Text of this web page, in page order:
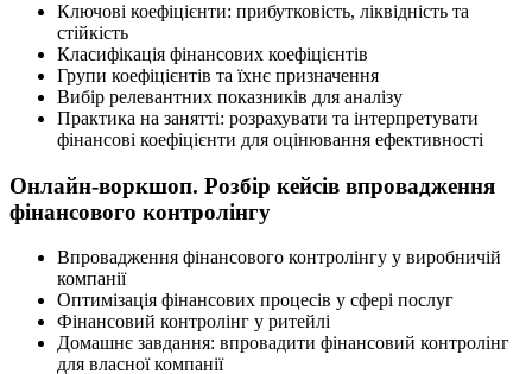
Ключові коефіцієнти: прибутковість, ліквідність та
стійкість
Класифікація фінансових коефіцієнтів
Групи коефіцієнтів та їхнє призначення
Вибір релевантних показників для аналізу
Практика на занятті: розрахувати та інтерпретувати
фінансові коефіцієнти для оцінювання ефективності
Онлайн-воркшоп. Розбір кейсів впровадження
фінансового контролінгу
Впровадження фінансового контролінгу у виробничій
компанії
Оптимізація фінансових процесів у сфері послуг
Фінансовий контролінг у ритейлі
Домашнє завдання: впровадити фінансовий контролінг
для власної компанії